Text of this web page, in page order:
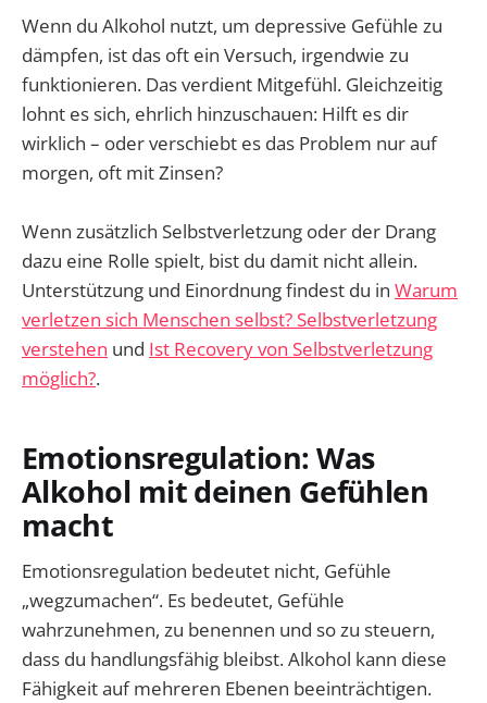
Wenn du Alkohol nutzt, um depressive Gefühle zu
dämpfen, ist das oft ein Versuch, irgendwie zu
funktionieren. Das verdient Mitgefühl. Gleichzeitig
lohnt es sich, ehrlich hinzuschauen: Hilft es dir
wirklich – oder verschiebt es das Problem nur auf
morgen, oft mit Zinsen?
Wenn zusätzlich Selbstverletzung oder der Drang
dazu eine Rolle spielt, bist du damit nicht allein.
Unterstützung und Einordnung findest du in Warum
verletzen sich Menschen selbst? Selbstverletzung
verstehen und Ist Recovery von Selbstverletzung
möglich?.
Emotionsregulation: Was
Alkohol mit deinen Gefühlen
macht
Emotionsregulation bedeutet nicht, Gefühle
„wegzumachen“. Es bedeutet, Gefühle
wahrzunehmen, zu benennen und so zu steuern,
dass du handlungsfähig bleibst. Alkohol kann diese
Fähigkeit auf mehreren Ebenen beeinträchtigen.